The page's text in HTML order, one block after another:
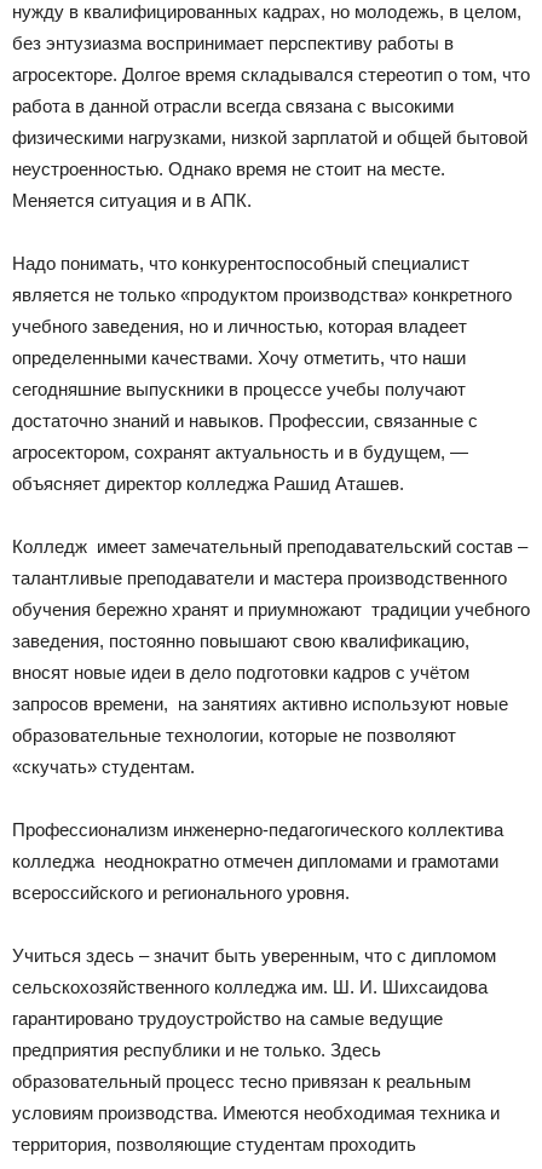
нужду в квалифицированных кадрах, но молодежь, в целом,
без энтузиазма воспринимает перспективу работы в
агросекторе. Долгое время складывался стереотип о том, что
работа в данной отрасли всегда связана с высокими
физическими нагрузками, низкой зарплатой и общей бытовой
неустроенностью. Однако время не стоит на месте.
Меняется ситуация и в АПК.
Надо понимать, что конкурентоспособный специалист
является не только «продуктом производства» конкретного
учебного заведения, но и личностью, которая владеет
определенными качествами. Хочу отметить, что наши
сегодняшние выпускники в процессе учебы получают
достаточно знаний и навыков. Профессии, связанные с
агросектором, сохранят актуальность и в будущем, —
объясняет директор колледжа Рашид Аташев.
Колледж имеет замечательный преподавательский состав –
талантливые преподаватели и мастера производственного
обучения бережно хранят и приумножают традиции учебного
заведения, постоянно повышают свою квалификацию,
вносят новые идеи в дело подготовки кадров с учётом
запросов времени, на занятиях активно используют новые
образовательные технологии, которые не позволяют
«скучать» студентам.
Профессионализм инженерно-педагогического коллектива
колледжа неоднократно отмечен дипломами и грамотами
всероссийского и регионального уровня.
Учиться здесь – значит быть уверенным, что с дипломом
сельскохозяйственного колледжа им. Ш. И. Шихсаидова
гарантировано трудоустройство на самые ведущие
предприятия республики и не только. Здесь
образовательный процесс тесно привязан к реальным
условиям производства. Имеются необходимая техника и
территория, позволяющие студентам проходить